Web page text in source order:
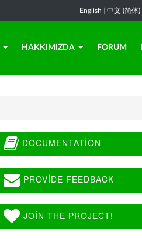
English 中文 (简体)
HAKKIMIZDA FORUM
DOCUMENTATION
PROVIDE FEEDBACK
JOIN THE PROJECT!